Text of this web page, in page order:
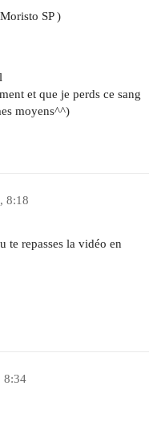
SP )
et que je perds ce sang
moyens^^)
8:18
te repasses la vidéo en
8:34